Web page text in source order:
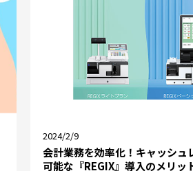
2024/2/9
会計業務を効率化！キャッシュ
可能な『REGIX』導入のメリッ